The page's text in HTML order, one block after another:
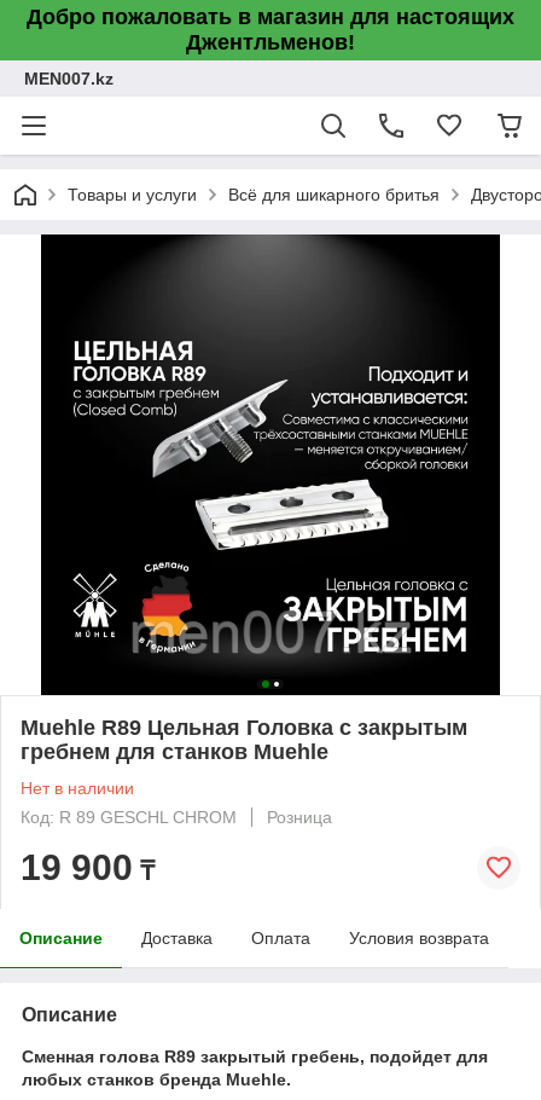
Добро пожаловать в магазин для настоящих
Джентльменов!
MEN007.kz
Товары и услуги Всё для шикарного бритья
Muehle R89 Цельная Головка с закрытым
гребнем для станков Muehle
Нет в наличии
Код: R 89 GESCHL CHROM
Розница
19 900 ₸
Описание Доставка Оплата Условия возврата
Описание
Сменная голова R89 закрытый гребень, подойдет для
любых станков бренда Muehle.